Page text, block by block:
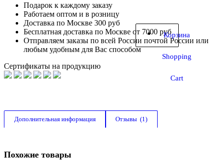
Корзина
Shopping
Cart
Подарок к каждому заказу
Работаем оптом и в розницу
Доставка по Москве 300 руб
Бесплатная доставка по Москве от 7000 руб
Отправляем заказы по всей России почтой России или
любым удобным для Вас способом
Сертификаты на продукцию
Дополнительная информация Отзывы  (1)
Похожие товары